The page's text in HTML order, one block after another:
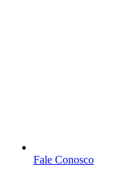
Fale Conosco